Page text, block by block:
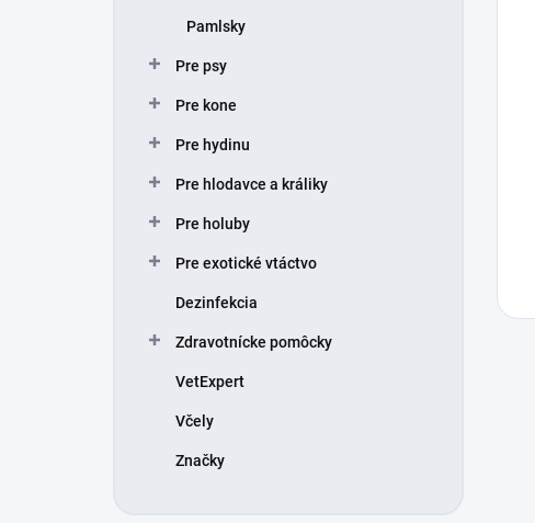
Pamlsky
Pre psy
Pre kone
Pre hydinu
Pre hlodavce a králiky
Pre holuby
Pre exotické vtáctvo
Dezinfekcia
Zdravotnícke pomôcky
VetExpert
Včely
Značky